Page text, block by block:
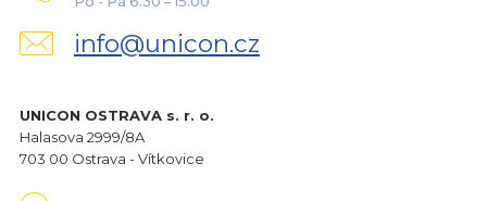
info@unicon.cz
UNICON OSTRAVA s. r. o.
Halasova 2999/8A
703 00 Ostrava - Vítkovice